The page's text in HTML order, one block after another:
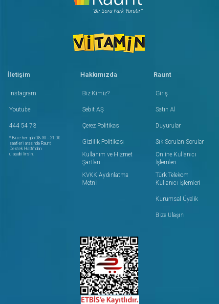
İletişim
Instagram
Youtube
444 54 73
* Bize her gün 08.30 - 21.00
saatleri arasında Raunt
Destek Hattı'ndan
ulaşabilirsin.
Hakkımızda
Biz Kimiz?
Sebit AŞ
Çerez Politikası
Gizlilik Politikası
Kullanım ve Hizmet
Şartları
KVKK Aydınlatma
Metni
Raunt
Giriş
Satın Al
Duyurular
Sık Sorulan Sorular
Online Kullanıcı
İşlemleri
Türk Telekom
Kullanıcı İşlemleri
Kurumsal Üyelik
Bize Ulaşın